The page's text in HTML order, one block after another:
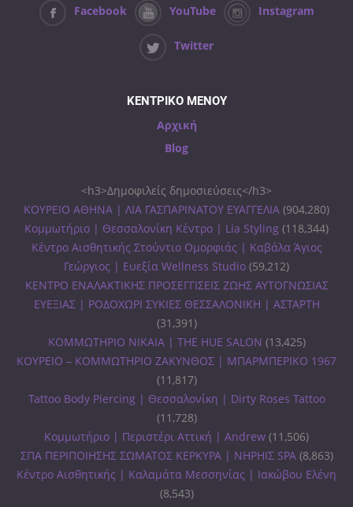
Facebook YouTube Instagram
Twitter
ΚΕΝΤΡΙΚΟ ΜΕΝΟΥ
Αρχική
Blog
<h3>Δημοφιλείς δημοσιεύσεις</h3>
ΚΟΥΡΕΙΟ ΑΘΗΝΑ | ΛΙΑ ΓΑΣΠΑΡΙΝΑΤΟΥ ΕΥΑΓΓΕΛΙΑ (904,280)
Κομμωτήριο | Θεσσαλονίκη Κέντρο | Lia Styling (118,344)
Κέντρο Αισθητικής Στούντιο Ομορφιάς | Καβάλα Άγιος
Γεώργιος | Ευεξία Wellness Studio (59,212)
ΚΕΝΤΡΟ ΕΝΑΛΑΚΤΙΚΗΣ ΠΡΟΣΕΓΓΙΣΕΙΣ ΖΩΗΣ ΑΥΤΟΓΝΩΣΙΑΣ
ΕΥΕΞΙΑΣ | ΡΟΔΟΧΩΡΙ ΣΥΚΙΕΣ ΘΕΣΣΑΛΟΝΙΚΗ | ΑΣΤΑΡΤΗ
(31,391)
ΚΟΜΜΩΤΗΡΙΟ ΝΙΚΑΙΑ | THE HUE SALON (13,425)
ΚΟΥΡΕΙΟ – ΚΟΜΜΩΤΗΡΙΟ ΖΑΚΥΝΘΟΣ | ΜΠΑΡΜΠΕΡΙΚΟ 1967
(11,817)
Tattoo Body Piercing | Θεσσαλονίκη | Dirty Roses Tattoo
(11,728)
Κομμωτήριο | Περιστέρι Αττική | Andrew (11,506)
ΣΠΑ ΠΕΡΙΠΟΙΗΣΗΣ ΣΩΜΑΤΟΣ ΚΕΡΚΥΡΑ | ΝΗΡΗΙΣ SPA (8,863)
Κέντρο Αισθητικής | Καλαμάτα Μεσσηνίας | Ιακώβου Ελένη
(8,543)